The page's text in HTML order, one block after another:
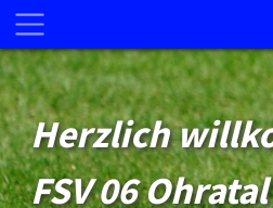
Herzlich
FSV 06